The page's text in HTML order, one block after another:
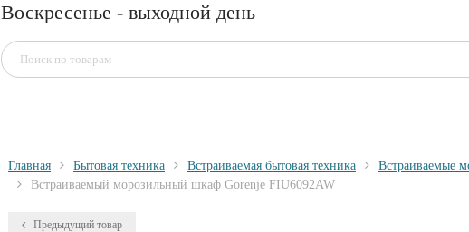
Воскресенье - выходной день
Главная Бытовая техника Встраиваемая бытовая техника
Встраиваемые
Встраиваемый морозильный шкаф Gorenje FIU6092AW
Предыдущий товар